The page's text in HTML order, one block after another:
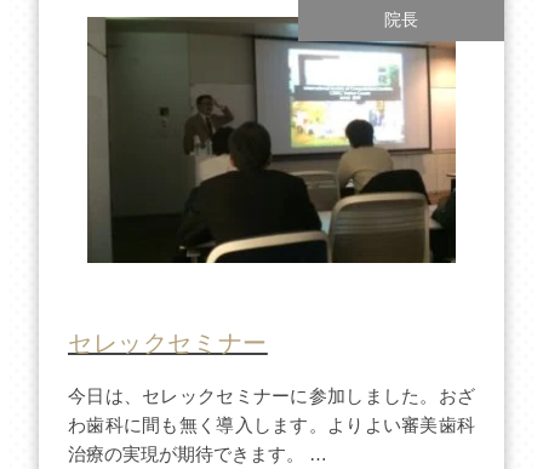
院長
セレックセミナー
今日は、セレックセミナーに参加しました。おざ
わ歯科に間も無く導入します。よりよい審美歯科
治療の実現が期待できます。 …